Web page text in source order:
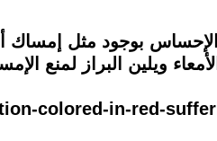
بوجود مثل إمساك
ويلين البراز